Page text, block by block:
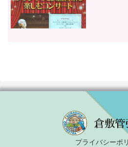
プライバシーポ